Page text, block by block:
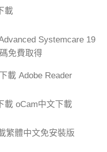
載
Systemcare 19
免費取得
載 Adobe Reader
載 oCam中文下載
繁體中文免安裝版